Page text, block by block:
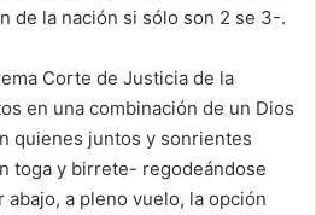
de la nación si sólo son 2 se 3-.
Corte de Justicia de la
en una combinación de un Dios
quienes juntos y sonrientes
toga y birrete- regodeándose
abajo, a pleno vuelo, la opción